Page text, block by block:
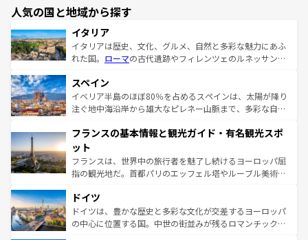
人気の国と地域から探す
イタリア
イタリアは歴史、文化、グルメ、自然と多彩な魅力にあふ
れた国。 ローマの古代遺跡やフィレンツェのルネッサンス
ろん、トスカーナの美しい田園風景やアマルフィ海岸の絶
景など、自然景観も見逃せない。観光の合間には、本場の
ピザやパスタなど、絶品のイタリア料理を堪能することも
ませてくれるイタリアで、忘れられない旅をしてみよう！
なお、新着のイタリア情報は
しい。
スペイン
イベリア半島のほぼ80％を占めるスペインは、太陽が降り
注ぐ地中海沿岸から雄大なピレネー山脈まで、多彩な自然
文化が根付くこの国では、情熱的なフラメンコ、熱気あふ
れる闘牛、そして美味しいタパスが生活の一部となってい
る。首都マドリードの洗練された雰囲気や、バルセロナの
アートに溢れた街角から、地方では古代ローマ遺跡や中世
せる。地方によって風土や気候が異なるスペインはその個
性で訪れる人を魅了する。 なお、新着のスペイン情報は コ
ンテンツ一覧を参照してほしい。
フランスの基本情報と観光ガイド・有名観光スポ
ット
フランスは、世界中の旅行者を魅了し続けるヨーロッパ屈
指の観光地だ。首都パリのエッフェル塔やルーブル美術館
で、幅広い魅力が詰まっている。華麗な宮殿、歴史的な大
聖堂、美しいビーチ、そして豊かな自然が、訪れる者を心
から魅了する。また、フランスは美食の国としても知ら
ドイツ
ドイツは、豊かな歴史と多彩な文化が交差するヨーロッパ
の中心に位置する国。中世の街並みが残るロマンチック街